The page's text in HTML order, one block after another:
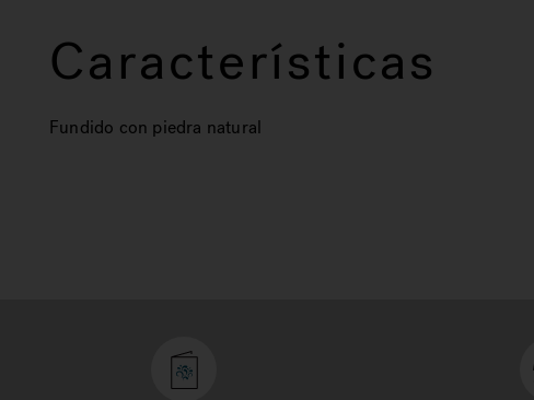
Características
Fundido con piedra natural